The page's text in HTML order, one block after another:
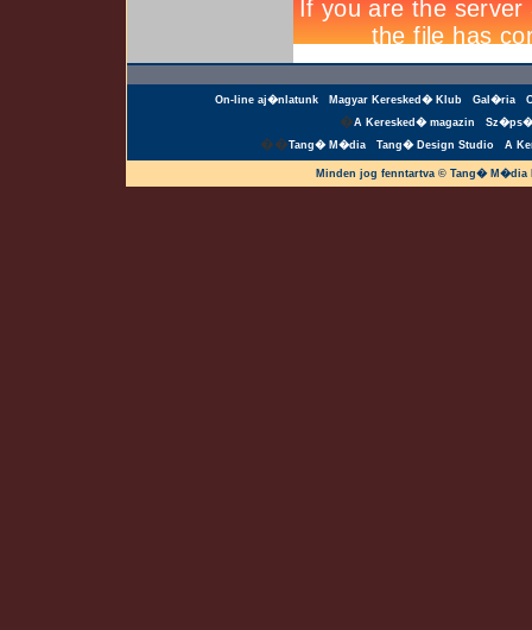
On-line aj�nlatunk Magyar Keresked� Klub Gal�ria
�A Keresked� magazin
��Tang� M�dia Tang� Design Studio A
Minden jog fenntartva © Tang�